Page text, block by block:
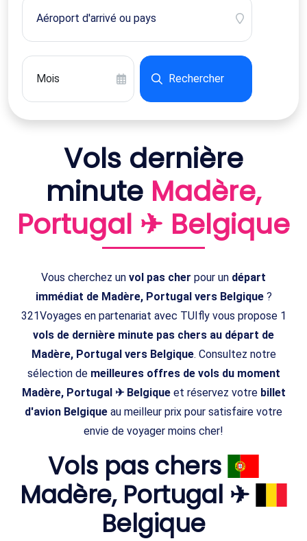
Rechercher
Vols dernière
minute Madère,
Portugal ✈ Belgique
Vous cherchez un vol pas cher pour un départ
immédiat de Madère, Portugal vers Belgique?
321Voyages en partenariat avec TUIfly vous propose 1
vols de dernière minute pas chers au départ de
Madère, Portugal vers Belgique. Consultez notre
sélection de meilleures offres de vols du moment
Madère, Portugal ✈ Belgiqueet réservez votre billet
d'avion Belgique au meilleur prix pour satisfaire votre
envie de voyager moins cher!
Vols pas chers
Madère, Portugal ✈
Belgique